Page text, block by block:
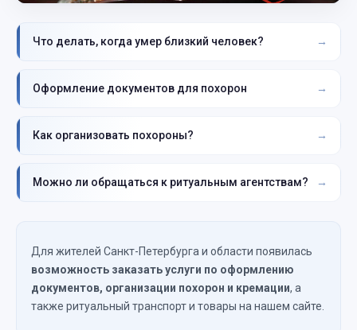
Что делать, когда умер близкий человек?
Оформление документов для похорон
Как организовать похороны?
Можно ли обращаться к ритуальным агентствам?
Для жителей Санкт-Петербурга и области появилась
возможность заказать услуги по оформлению
документов, организации похорон и кремации, а
также ритуальный транспорт и товары на нашем сайте.